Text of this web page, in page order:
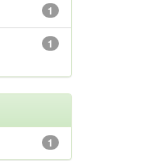
1
1
1